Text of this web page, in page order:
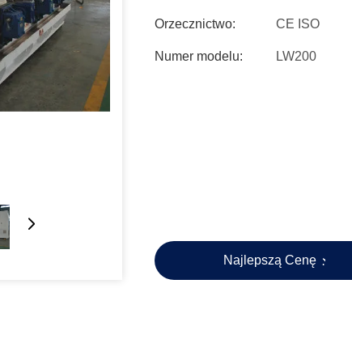
Orzecznictwo: CE ISO
Numer modelu: LW200
Najlepszą Cenę